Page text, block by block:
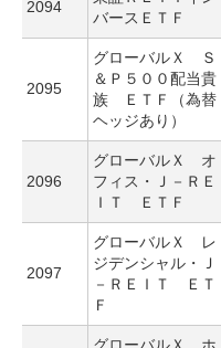
2094
バースＥＴＦ
2095
グローバルＸ Ｓ
＆Ｐ５００配当貴
族 ＥＴＦ（為替
ヘッジあり）
2096
グローバルＸ オ
フィス・Ｊ－ＲＥ
ＩＴ ＥＴＦ
2097
グローバルＸ レ
ジデンシャル・Ｊ
－ＲＥＩＴ ＥＴ
Ｆ